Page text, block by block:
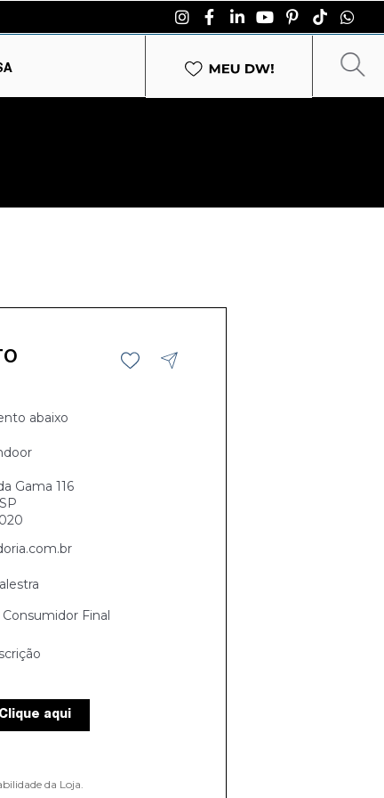
abaixo
Gama 116
Final
Clique aqui
da Loja.